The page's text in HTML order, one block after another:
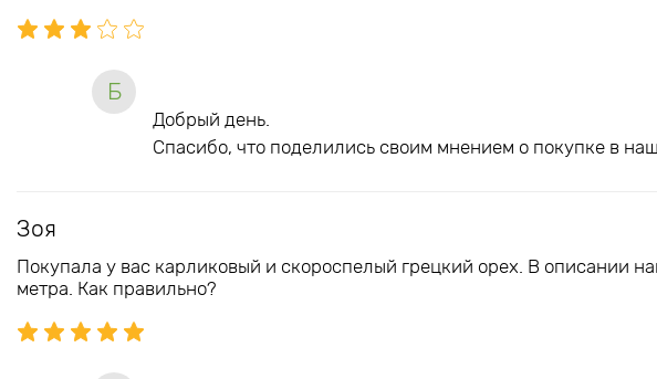
Б
Добрый день.
Спасибо, что поделились своим мнением о покупке в
Зоя
Покупала у вас карликовый и скороспелый грецкий орех. В описании
метра. Как правильно?